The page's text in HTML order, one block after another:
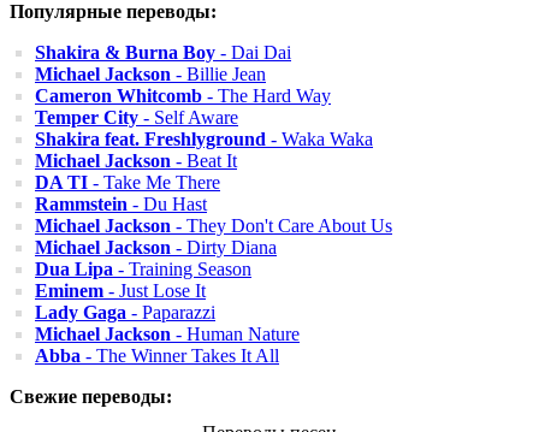
Популярные переводы:
Shakira & Burna Boy - Dai Dai
Michael Jackson - Billie Jean
Cameron Whitcomb - The Hard Way
Temper City - Self Aware
Shakira feat. Freshlyground - Waka Waka
Michael Jackson - Beat It
DA TI - Take Me There
Rammstein - Du Hast
Michael Jackson - They Don't Care About Us
Michael Jackson - Dirty Diana
Dua Lipa - Training Season
Eminem - Just Lose It
Lady Gaga - Paparazzi
Michael Jackson - Human Nature
Abba - The Winner Takes It All
Свежие переводы: